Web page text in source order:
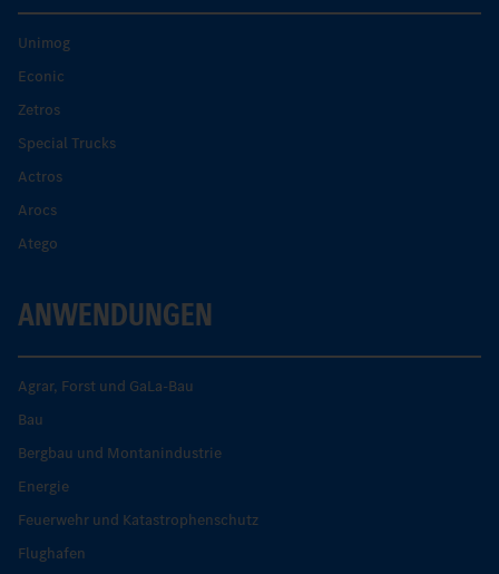
Unimog
Econic
Zetros
Special Trucks
Actros
Arocs
Atego
ANWENDUNGEN
Agrar, Forst und GaLa-Bau
Bau
Bergbau und Montanindustrie
Energie
Feuerwehr und Katastrophenschutz
Flughafen